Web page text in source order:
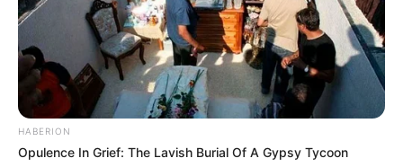
Curso
62441 ACS Iara Nascimento Bonfim ***.327.943-** APTO ao Curso
62442 ACE Iara Oliveira Costa ***.405.306-** APTO ao Curso
62443 ACS Iara Patricia Zech Marschner ***.122.069-** APTO ao
Curso
HABERION
Opulence In Grief: The Lavish Burial Of A Gypsy Tycoon